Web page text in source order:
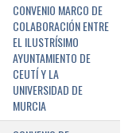
CONVENIO MARCO DE
COLABORACIÓN ENTRE
EL ILUSTRÍSIMO
AYUNTAMIENTO DE
CEUTÍ Y LA
UNIVERSIDAD DE
MURCIA